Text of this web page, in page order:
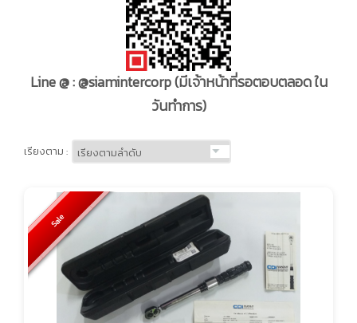
Line @ : @siamintercorp(มีเจ้าหน้าที่รอตอบตลอด ใน
วันทำการ)
เรียงตาม :
Sale